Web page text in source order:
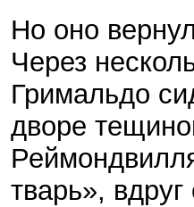
Но оно
Через
Гримальдо
дворе
тварь»,